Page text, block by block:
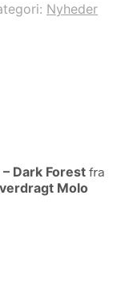
Nyheder
Dark Forest fra
Molo